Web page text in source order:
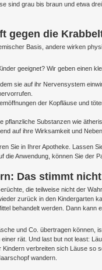
sind grau bis braun und etwa
gegen die
Basis, andere wirken
geeignet? Wir geben einen
sie auf ihr Nervensystem
der Kopfläuse und
pflanzliche Substanzen wie
auf ihre Wirksamkeit und
Sie in Ihrer Apotheke. Lassen
Anwendung, können Sie der
Das stimmt nicht
die teilweise nicht der
zurück in den Kindergarten
behandelt werden. Dann
und Co. übertragen können,
rät. Und last but not least:
verbreiten sich Läuse so
wandern.